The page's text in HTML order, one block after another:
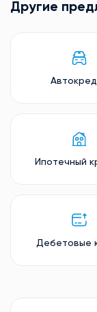
Другие
Ипотечный
Дебетовые